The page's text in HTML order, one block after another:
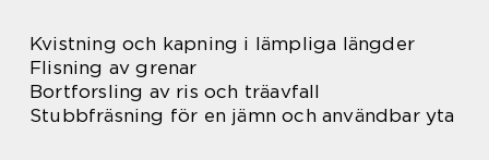
Kvistning och kapning i lämpliga längder
Flisning av grenar
Bortforsling av ris och träavfall
Stubbfräsning för en jämn och användbar yta